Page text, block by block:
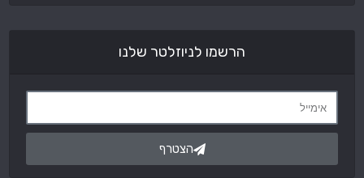
הרשמו לניוזלטר שלנו
הצטרף